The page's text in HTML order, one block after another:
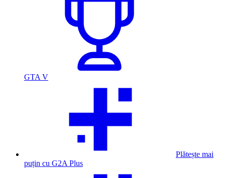
GTA V
Plătește mai
puțin cu G2A Plus